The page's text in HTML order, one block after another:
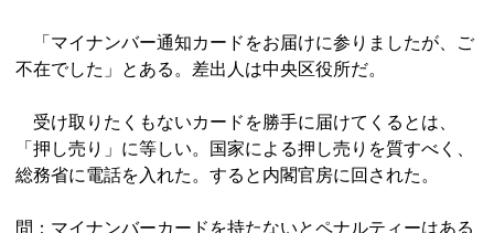
「マイナンバー通知カードをお届けに参りましたが、ご
不在でした」とある。差出人は中央区役所だ。
受け取りたくもないカードを勝手に届けてくるとは、
「押し売り」に等しい。国家による押し売りを質すべく、
総務省に電話を入れた。すると内閣官房に回された。
問：マイナンバーカードを持たないとペナルティーはある